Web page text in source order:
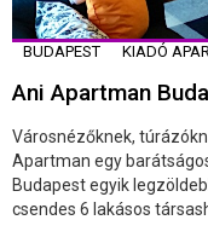
BUDAPEST KIADÓ
Ani Apartman
Városnézőknek,
Apartman egy
Budapest egyik
csendes 6 lakásos